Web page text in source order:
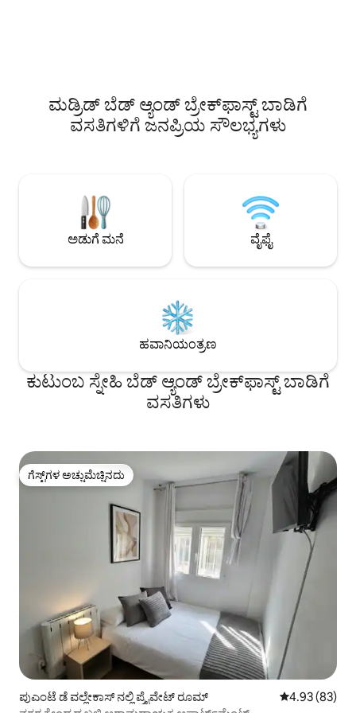
ಮಡ್ರಿಡ್ ಬೆಡ್ ಆ್ಯಂಡ್ ಬ್ರೇಕ್‌ಫಾಸ್ಟ್‌ ಬಾಡಿಗೆ
ವಸತಿಗಳಿಗೆ ಜನಪ್ರಿಯ ಸೌಲಭ್ಯಗಳು
ಅಡುಗೆ ಮನೆ ವೈಫೈ
ಹವಾನಿಯಂತ್ರಣ
ಕುಟುಂಬ ಸ್ನೇಹಿ ಬೆಡ್ ಆ್ಯಂಡ್ ಬ್ರೇಕ್‌ಫಾಸ್ಟ್‌ ಬಾಡಿಗೆ
ವಸತಿಗಳು
ಗೆಸ್ಟ್‌ಗಳ ಅಚ್ಚುಮೆಚ್ಚಿನದು
ಗೆಸ್ಟ್‌ಗಳ ಅಚ್ಚುಮೆಚ್ಚಿನದು
ಪುಎಂಟೆ ಡೆ ವಲ್ಲೇಕಾಸ್ ನಲ್ಲಿ ಪ್ರೈವೇಟ್ ರೂಮ್ 5 ರಲ್ಲಿ 4.93
4.93 (83)